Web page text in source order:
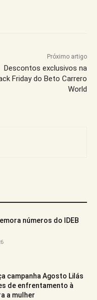
Próximo artigo
Descontos exclusivos na
Friday do Beto Carrero
World
números do IDEB
campanha Agosto Lilás
de enfrentamento à
a mulher